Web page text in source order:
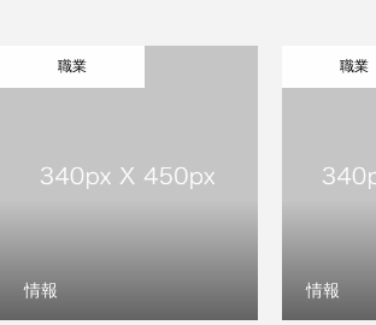
草津の生活
応募・お問い合わせ
私たちが目指すこと 私たちのフィールド
職業
情報
職業
情報